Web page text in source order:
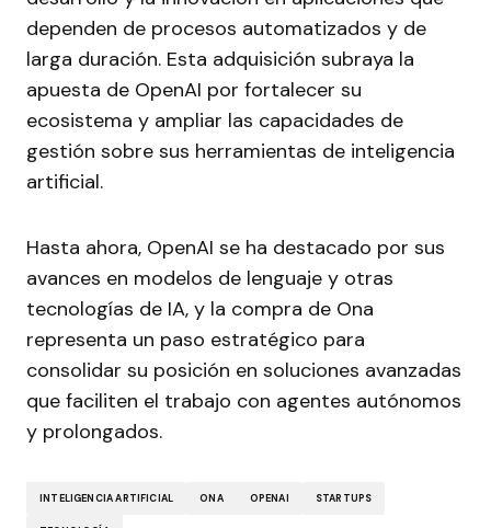
dependen de procesos automatizados y de
larga duración. Esta adquisición subraya la
apuesta de OpenAI por fortalecer su
ecosistema y ampliar las capacidades de
gestión sobre sus herramientas de inteligencia
artificial.
Hasta ahora, OpenAI se ha destacado por sus
avances en modelos de lenguaje y otras
tecnologías de IA, y la compra de Ona
representa un paso estratégico para
consolidar su posición en soluciones avanzadas
que faciliten el trabajo con agentes autónomos
y prolongados.
INTELIGENCIA ARTIFICIAL ONA OPENAI STARTUPS